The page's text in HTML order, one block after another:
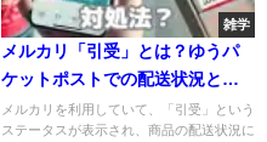
雑学
メルカリ「引受」とは？ゆうパ
ケットポストでの配送状況と対
処法
メルカリを利用していて、「引受」という
ステータスが表示され、商品の配送状況に